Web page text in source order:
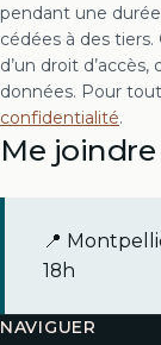
pendant une
cédées à des
d’un droit
données. Pour
confidentialité.
Me joindre
📍
18h
NAVIGUER